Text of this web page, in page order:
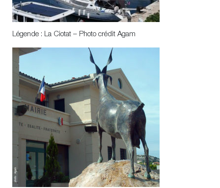
Légende : La Ciotat – Photo crédit Agam